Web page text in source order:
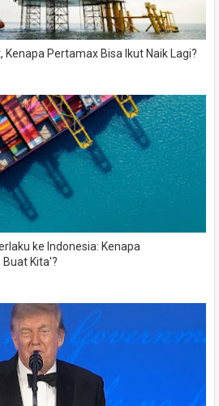
Kenapa Pertamax Bisa Ikut Naik Lagi?
ke Indonesia: Kenapa
Kita'?